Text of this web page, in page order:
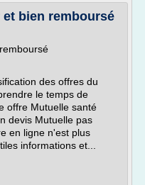
bien remboursé
des offres du
le temps de
offre Mutuelle santé
devis Mutuelle pas
en ligne n'est plus
informations et...